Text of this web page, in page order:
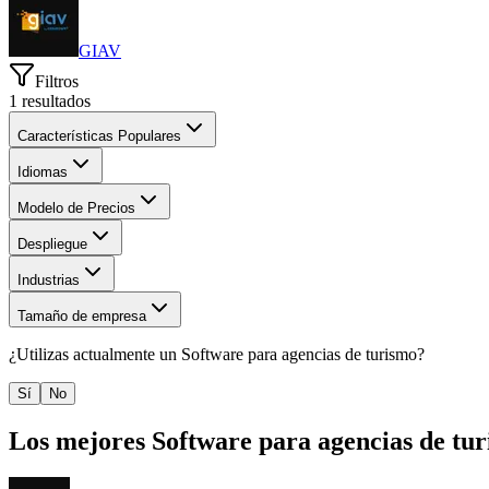
GIAV
Filtros
1 resultados
Características Populares
Idiomas
Modelo de Precios
Despliegue
Industrias
Tamaño de empresa
¿Utilizas actualmente un Software para agencias de turismo?
Sí No
Los mejores Software para agencias de